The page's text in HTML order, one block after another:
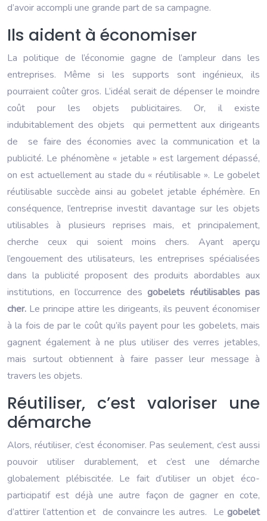
d’avoir accompli une grande part de sa campagne.
Ils aident à économiser
La politique de l’économie gagne de l’ampleur dans les
entreprises. Même si les supports sont ingénieux, ils
pourraient coûter gros. L’idéal serait de dépenser le moindre
coût pour les objets publicitaires. Or, il existe
indubitablement des objets qui permettent aux dirigeants
de se faire des économies avec la communication et la
publicité. Le phénomène « jetable » est largement dépassé,
on est actuellement au stade du « réutilisable ». Le gobelet
réutilisable succède ainsi au gobelet jetable éphémère. En
conséquence, l’entreprise investit davantage sur les objets
utilisables à plusieurs reprises mais, et principalement,
cherche ceux qui soient moins chers. Ayant aperçu
l’engouement des utilisateurs, les entreprises spécialisées
dans la publicité proposent des produits abordables aux
institutions, en l’occurrence des gobelets réutilisables pas
cher. Le principe attire les dirigeants, ils peuvent économiser
à la fois de par le coût qu’ils payent pour les gobelets, mais
gagnent également à ne plus utiliser des verres jetables,
mais surtout obtiennent à faire passer leur message à
travers les objets.
Réutiliser, c’est valoriser une
démarche
Alors, réutiliser, c’est économiser. Pas seulement, c’est aussi
pouvoir utiliser durablement, et c’est une démarche
globalement plébiscitée. Le fait d’utiliser un objet éco-
participatif est déjà une autre façon de gagner en cote,
d’attirer l’attention et de convaincre les autres. Le gobelet